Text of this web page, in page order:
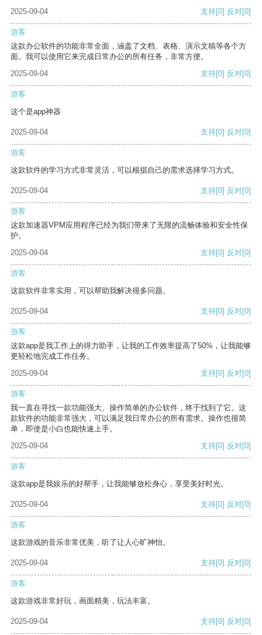
2025-09-04
支持[0] 反对[0]
游客
这款办公软件的功能非常全面，涵盖了文档、表格、演示文稿等各个方
面。我可以使用它来完成日常办公的所有任务，非常方便。
2025-09-04
支持[0] 反对[0]
游客
这个是app神器
2025-09-04 支持[0] 反对[0]
游客
这款软件的学习方式非常灵活，可以根据自己的需求选择学习方式。
2025-09-04 支持[0] 反对[0]
游客
这款加速器VPM应用程序已经为我们带来了无限的流畅体验和安全性保
护。
2025-09-04
支持[0] 反对[0]
游客
这款软件非常实用，可以帮助我解决很多问题。
2025-09-04 支持[0] 反对[0]
游客
这款app是我工作上的得力助手，让我的工作效率提高了50%，让我能够
更轻松地完成工作任务。
2025-09-04
支持[0] 反对[0]
游客
我一直在寻找一款功能强大、操作简单的办公软件，终于找到了它。这
款软件的功能非常强大，可以满足我日常办公的所有需求。操作也很简
单，即使是小白也能快速上手。
2025-09-04
支持[0] 反对[0]
游客
这款app是我娱乐的好帮手，让我能够放松身心，享受美好时光。
2025-09-04 支持[0] 反对[0]
游客
这款游戏的音乐非常优美，听了让人心旷神怡。
2025-09-04 支持[0] 反对[0]
游客
这款游戏非常好玩，画面精美，玩法丰富。
2025-09-04 支持[0] 反对[0]